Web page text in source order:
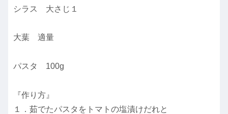
シラス 大さじ１
大葉 適量
パスタ 100g
『作り方』
１．茹でたパスタをトマトの塩漬けだれと